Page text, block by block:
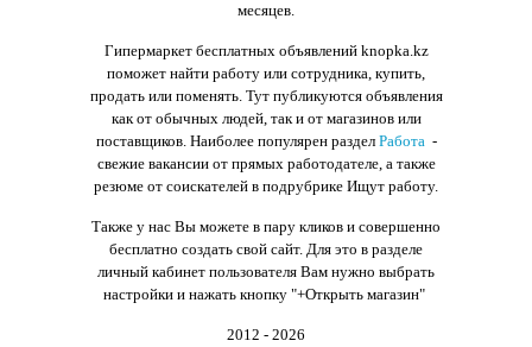
месяцев.
Гипермаркет бесплатных объявлений knopka.kz
поможет найти работу или сотрудника, купить,
продать или поменять. Тут публикуются объявления
как от обычных людей, так и от магазинов или
поставщиков. Наиболее популярен раздел Работа-
свежие вакансии от прямых работодателе, а также
резюме от соискателей в подрубрике Ищут работу.
Также у нас Вы можете в пару кликов и совершенно
бесплатно создать свой сайт. Для это в разделе
личный кабинет пользователя Вам нужно выбрать
настройки и нажать кнопку "+Открыть магазин"
2012 - 2026